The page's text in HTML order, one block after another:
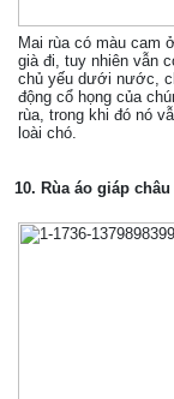
Mai rùa có màu cam
già đi, tuy nhiên vẫn
chủ yếu dưới nước,
động cổ họng của
rùa, trong khi đó nó
loài chó.
10. Rùa áo giáp